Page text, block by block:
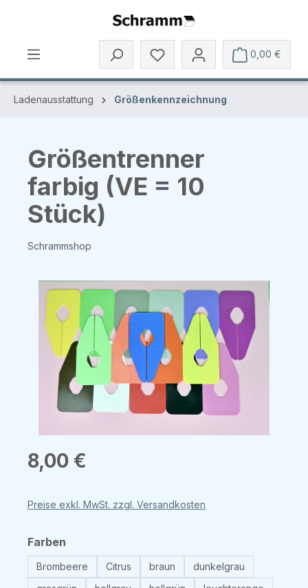
Zum Hauptinhalt springen
0,00 €
Ladenausstattung Größenkennzeichnung
Größentrenner
farbig (VE = 10
Stück)
Schrammshop
Bildergalerie überspringen
Regulärer Preis:
8,00 €
Preise exkl. MwSt. zzgl. Versandkosten
Farben
Brombeere Citrus braun
dunkelgrau